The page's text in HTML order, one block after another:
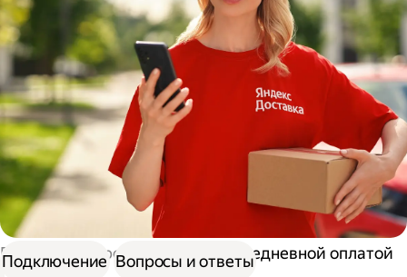
Работа курьером Курьер с ежедневной оплатой
Подключение Вопросы и ответы